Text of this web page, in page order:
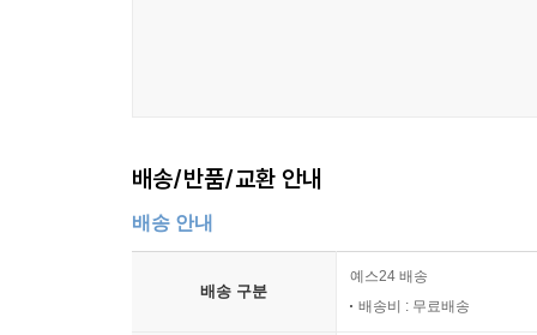
연적인 경험의 전체 영역에서 자유가 아직 실현되
--- p.317-318
제 생각에 자유 개념을 현재화하기 위해서는, 사
자율성에 대한 참조라고 말해야 합니다. 오히려
배송/반품/교환 안내
배송 안내
배송 구분
예스24 배송
배송비 : 무료배송